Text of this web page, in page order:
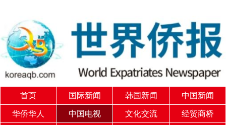
首页 国际新闻 韩国新闻 中国新闻
华侨华人 中国电视 文化交流 经贸商桥